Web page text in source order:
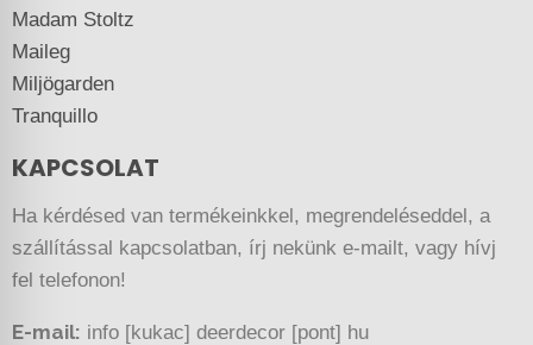
Madam Stoltz
Maileg
Miljögarden
Tranquillo
KAPCSOLAT
Ha kérdésed van termékeinkkel, megrendeléseddel, a
szállítással kapcsolatban, írj nekünk e-mailt, vagy hívj
fel telefonon!
E-mail: info [kukac] deerdecor [pont] hu